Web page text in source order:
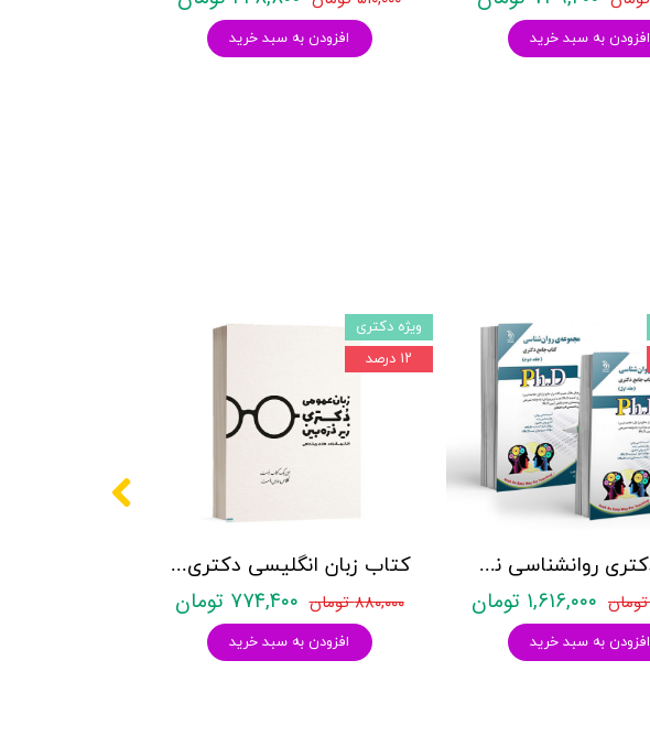
افزودن به سبد خرید افزودن به سبد خرید
کتاب زبان انگلیسی دکتری زیر ذره بین هادی جهانشاهی
۸۸۰,۰۰۰ تومان ۷۷۴,۴۰۰ تومان
افزودن به سبد خرید
ویژه دکتری
۱۲ درصد
کتاب دکتری روانشناسی نشر آراه - دو جلدی
۱,۶۱۶,۰۰۰ تومان
افزودن به سبد خرید